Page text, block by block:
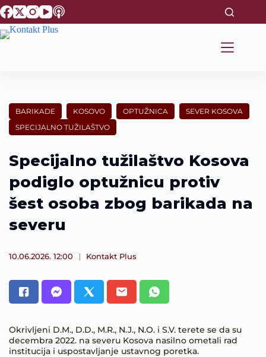
S
k
i
n
BARIKADE KOSOVO OPTUŽNICA
SEVER KOSOVA
SPECIJALNO TUŽILAŠTVO
Specijalno tužilaštvo Kosova
podiglo optužnicu protiv
šest osoba zbog barikada na
severu
10.06.2026. 12:00 Kontakt Plus
Okrivljeni D.M., D.D., M.R., N.J., N.O. i S.V. terete se da su
decembra 2022. na severu Kosova nasilno ometali rad
institucija i uspostavljanje ustavnog poretka.